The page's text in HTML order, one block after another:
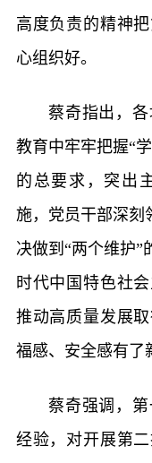
高度负责的精神
心组织好。
蔡奇指出，
教育中牢牢把握“
的总要求，突出
施，党员干部深刻
决做到“两个维护”
时代中国特色社
推动高质量发展
福感、安全感有了
蔡奇强调，
经验，对开展第